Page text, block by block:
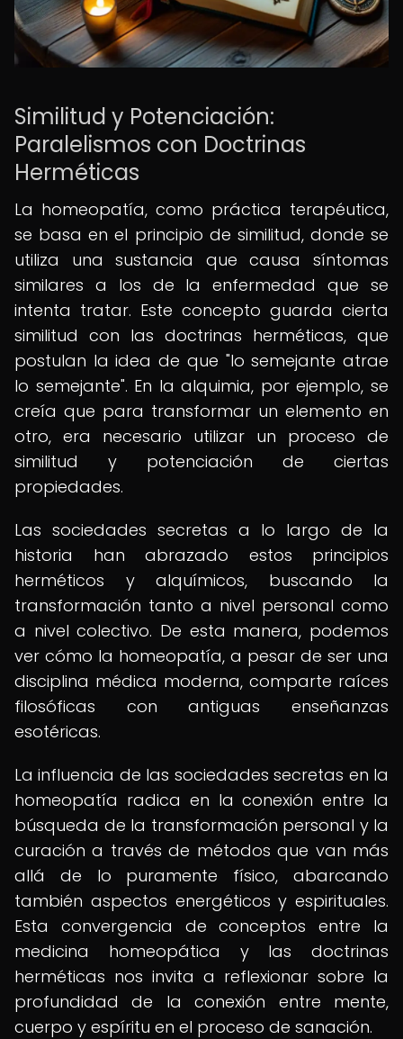
Similitud y Potenciación:
Paralelismos con Doctrinas
Herméticas
La homeopatía, como práctica terapéutica,
se basa en el principio de similitud, donde se
utiliza una sustancia que causa síntomas
similares a los de la enfermedad que se
intenta tratar. Este concepto guarda cierta
similitud con las doctrinas herméticas, que
postulan la idea de que "lo semejante atrae
lo semejante". En la alquimia, por ejemplo, se
creía que para transformar un elemento en
otro, era necesario utilizar un proceso de
similitud y potenciación de ciertas
propiedades.
Las sociedades secretas a lo largo de la
historia han abrazado estos principios
herméticos y alquímicos, buscando la
transformación tanto a nivel personal como
a nivel colectivo. De esta manera, podemos
ver cómo la homeopatía, a pesar de ser una
disciplina médica moderna, comparte raíces
filosóficas con antiguas enseñanzas
esotéricas.
La influencia de las sociedades secretas en la
homeopatía radica en la conexión entre la
búsqueda de la transformación personal y la
curación a través de métodos que van más
allá de lo puramente físico, abarcando
también aspectos energéticos y espirituales.
Esta convergencia de conceptos entre la
medicina homeopática y las doctrinas
herméticas nos invita a reflexionar sobre la
profundidad de la conexión entre mente,
cuerpo y espíritu en el proceso de sanación.